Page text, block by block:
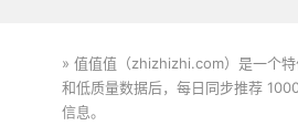
» 值值值（zhizhizhi.com）是一个
和低质量数据后，每日同步推荐
信息。